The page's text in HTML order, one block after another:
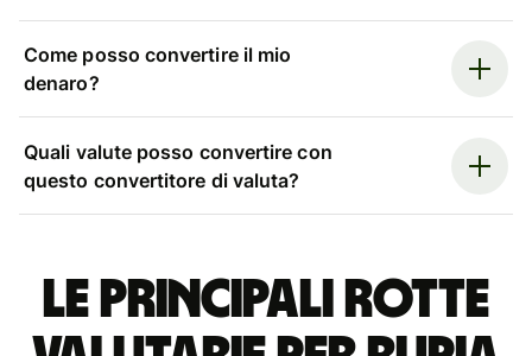
Come posso convertire il mio
denaro?
Quali valute posso convertire con
questo convertitore di valuta?
Le principali rotte